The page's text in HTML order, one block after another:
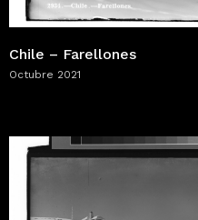
Chile – Farellones
Octubre 2021